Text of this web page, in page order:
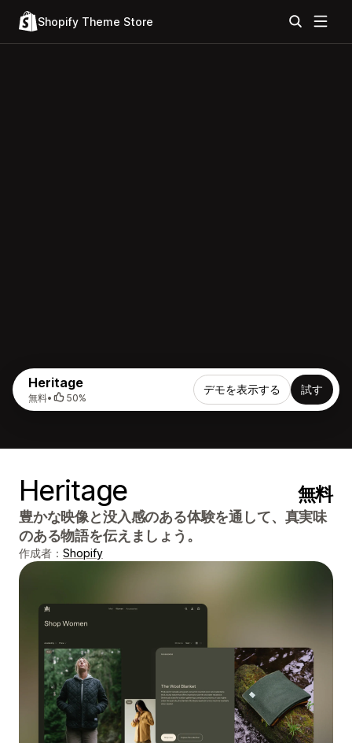
Shopify Theme Store
Heritage
無料• 50%
デモを表示する 試す
Heritage 無料
豊かな映像と没入感のある体験を通して、真実味
のある物語を伝えましょう。
作成者： Shopify